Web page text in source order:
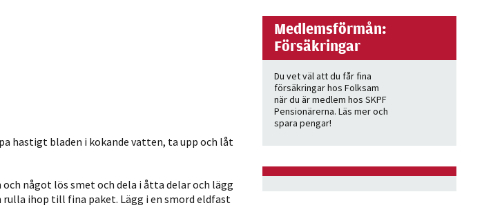
hastigt bladen i kokande vatten, ta upp och låt
något lös smet och dela i åtta delar och lägg
ihop till fina paket. Lägg i en smord eldfast
Medlemsförmån:
Försäkringar
Du vet väl att du får fina
försäkringar hos Folksam
när du är medlem hos SKPF
Pensionärerna. Läs mer och
spara pengar!
hur hemsidan
Upplevelse